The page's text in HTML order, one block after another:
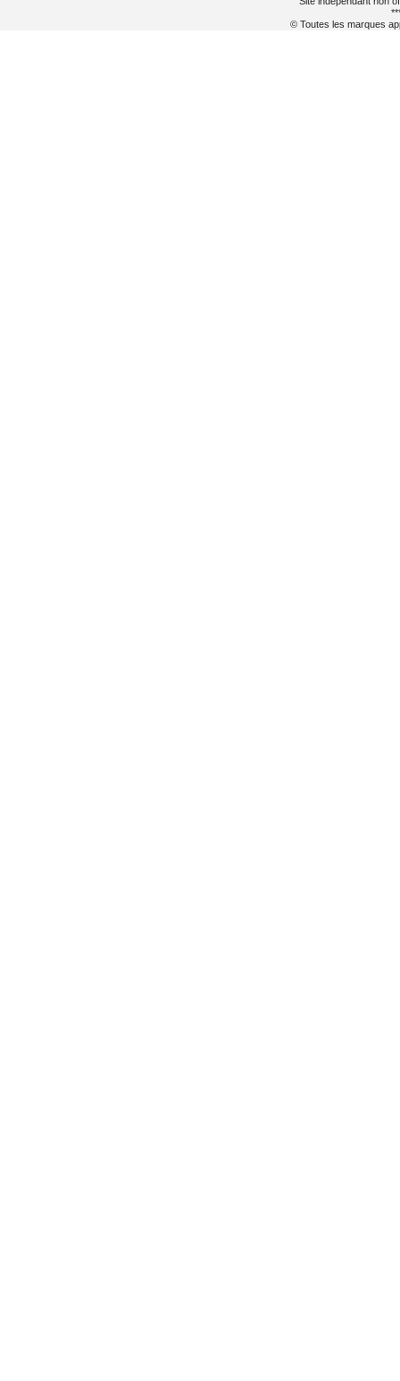
© Toutes les marques